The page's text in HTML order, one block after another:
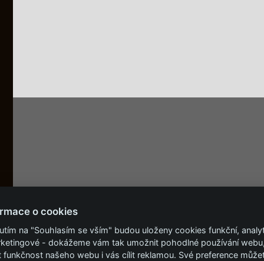
o cookies
na "Souhlasím se vším" budou uloženy cookies funkční,
- dokážeme vám tak umožnit pohodlné používání
funkčnost našeho webu i vás cílit reklamou. Své preference